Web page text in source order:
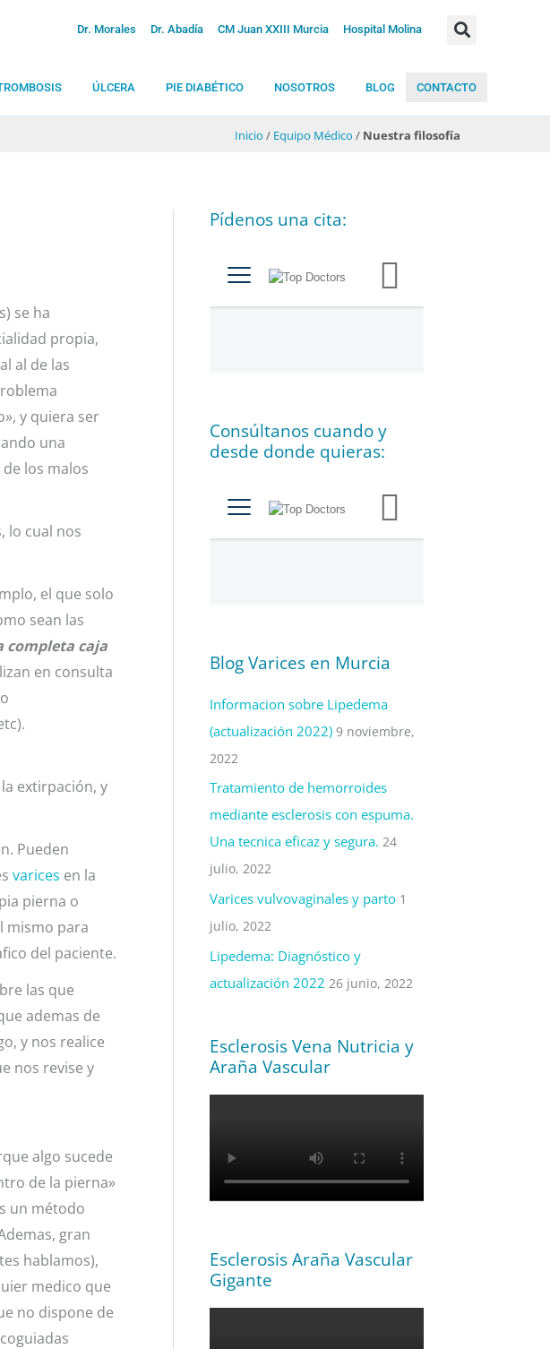
Dr. Morales Dr. Abadía CM Juan XXIII Murcia Hospital Molina
ÚLCERA PIE DIABÉTICO NOSOTROS BLOG CONTACTO
Inicio / Equipo Médico / Nuestra filosofía
se ha
propia,
al de las
y quiera ser
una
los malos
lo cual nos
el que solo
sean las
completa caja
en consulta
extirpación, y
Pueden
varices en la
pierna o
mismo para
del paciente.
las que
ademas de
y nos realice
nos revise y
algo sucede
de la pierna»
un método
gran
hablamos),
medico que
no dispone de
Pídenos una cita:
Consúltanos cuando y
desde donde quieras:
Blog Varices en Murcia
Informacion sobre Lipedema
(actualización 2022) 9 noviembre,
2022
Tratamiento de hemorroides
mediante esclerosis con espuma.
Una tecnica eficaz y segura. 24
julio, 2022
Varices vulvovaginales y parto 1
julio, 2022
Lipedema: Diagnóstico y
actualización 2022 26 junio, 2022
Esclerosis Vena Nutricia y
Araña Vascular
Esclerosis Araña Vascular
Gigante
C
e
a